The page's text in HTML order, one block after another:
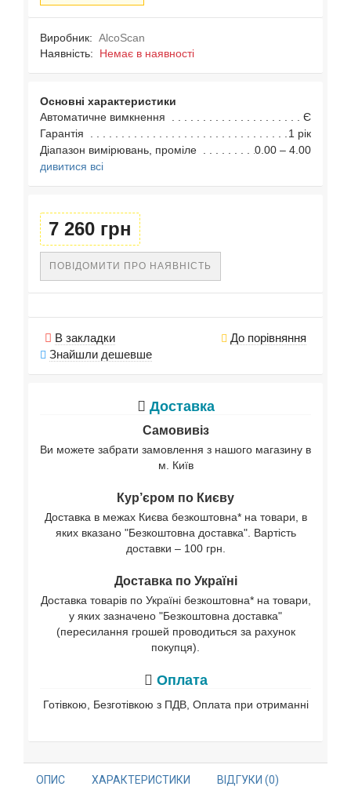
Виробник: AlcoScan
Наявність: Немає в наявності
Основні характеристики
Автоматичне вимкнення
Є
Гарантія
1 рік
Діапазон вимірювань, проміле
0.00 – 4.00
дивитися всі
7 260 грн
ПОВІДОМИТИ ПРО НАЯВНІСТЬ
В закладки
До порівняння
Знайшли дешевше
Доставка
Самовивіз
Ви можете забрати замовлення з нашого магазину в
м. Київ
Кур’єром по Києву
Доставка в межах Києва безкоштовна* на товари, в
яких вказано "Безкоштовна доставка". Вартість
доставки – 100 грн.
Доставка по Україні
Доставка товарів по Україні безкоштовна* на товари,
у яких зазначено "Безкоштовна доставка"
(пересилання грошей проводиться за рахунок
покупця).
Оплата
Готівкою, Безготівкою з ПДВ, Оплата при отриманні
ОПИС ХАРАКТЕРИСТИКИ ВІДГУКИ (0)